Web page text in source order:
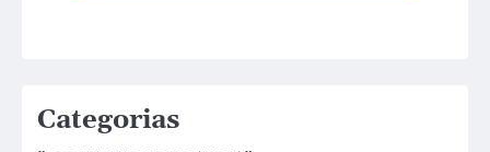
Categorias